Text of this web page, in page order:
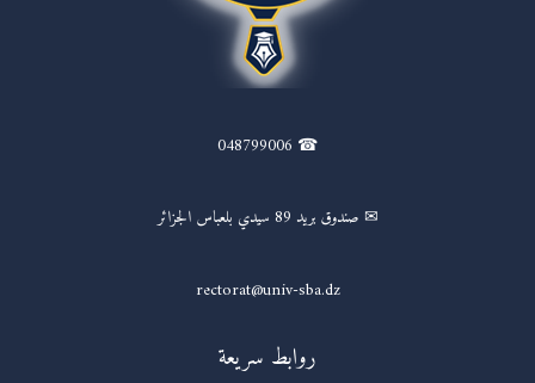
☎ 048799006
✉ صندوق بريد 89 سيدي بلعباس الجزائر
rectorat@univ-sba.dz
روابط سريعة